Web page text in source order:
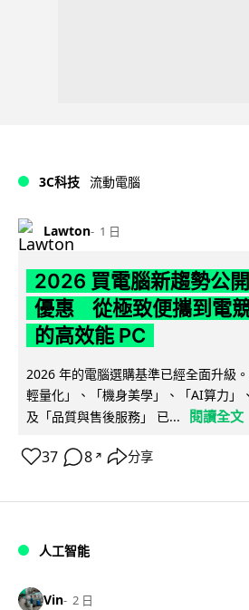
3C科技 流動電腦
Lawton 1 日
2026 買電腦新趨勢公
優惠 從極致便攜到電
的高效能 PC
2026 年的電腦選購基準已經全面升級
輕量化」、「機身美學」、「AI算力」
及「品質與售後服務」 已...
閱讀全文
37 8 ↗ 分享
人工智能
Vin 2 日